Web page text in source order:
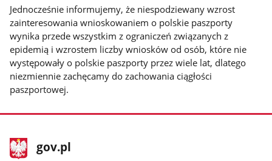
Jednocześnie informujemy, że niespodziewany wzrost
zainteresowania wnioskowaniem o polskie paszporty
wynika przede wszystkim z ograniczeń związanych z
epidemią i wzrostem liczby wniosków od osób, które nie
występowały o polskie paszporty przez wiele lat, dlatego
niezmiennie zachęcamy do zachowania ciągłości
paszportowej.
stopka
gov.pl
Strona
gov.pl